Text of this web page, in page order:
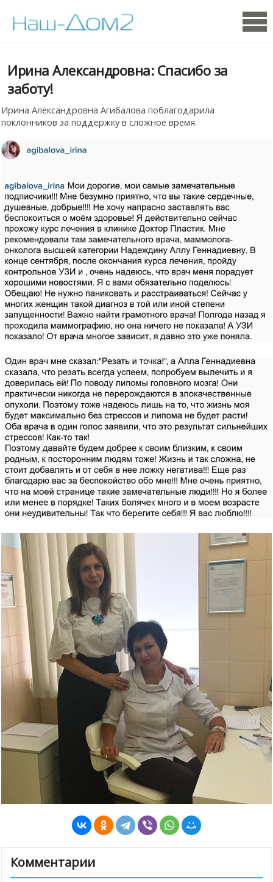
Ирина Александровна: Спасибо за
заботу!
Ирина Александровна Агибалова поблагодарила
поклонников за поддержку в сложное время.
Комментарии